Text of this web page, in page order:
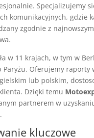
Specjalizujemy
komunikacyjnych, gdzie
zgodnie z
w 11 krajach, w tym w
Oferujemy raporty
lub polskim,
Dzięki temu
partnerem w
kluczowe